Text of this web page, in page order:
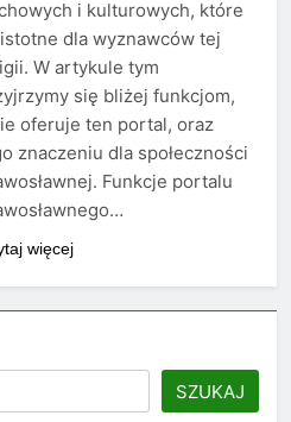
i kulturowych, które
dla wyznawców tej
W artykule tym
się bliżej funkcjom,
oferuje ten portal, oraz
znaczeniu dla społeczności
Funkcje portalu
więcej
SZUKAJ